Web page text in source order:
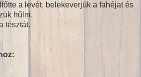
a levét, belekeverjük a fahéjat és
hűlni.
tésztát.